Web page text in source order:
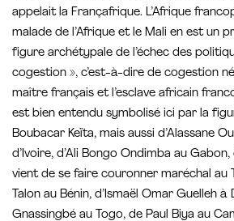
appelait la Françafrique. L’Afrique
malade de l’Afrique et le Mali en est un
figure archétypale de l’échec des
cogestion », c’est-à-dire de cogestion
maître français et l’esclave africain
est bien entendu symbolisé ici par la
Boubacar Keïta, mais aussi d’Alassane
d’Ivoire, d’Ali Bongo Ondimba au
vient de se faire couronner maréchal au
Talon au Bénin, d’Ismaël Omar Guelleh
Gnassingbé au Togo, de Paul Biya au